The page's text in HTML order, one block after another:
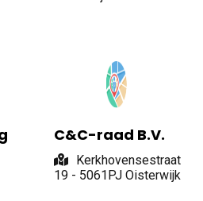
C&C-raad B.V.
Kerkhovensestraat
19 - 5061PJ Oisterwijk